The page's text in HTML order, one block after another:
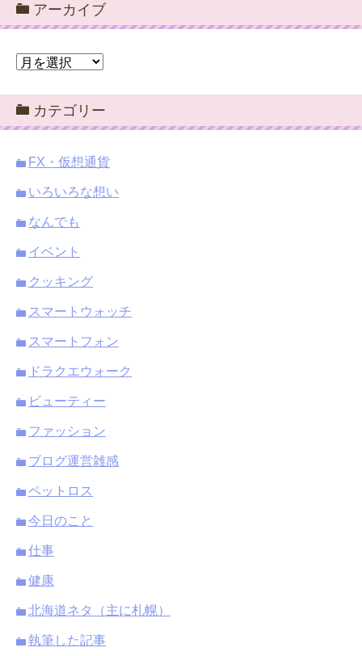
アーカイブ
ア
カ
イ
ブ
カテゴリー
FX・仮想通貨
いろいろな想い
なんでも
イベント
クッキング
スマートウォッチ
スマートフォン
ドラクエウォーク
ビューティー
ファッション
ブログ運営雑感
ペットロス
今日のこと
仕事
健康
北海道ネタ（主に札幌）
執筆した記事